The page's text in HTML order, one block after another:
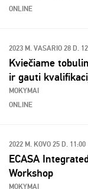
ONLINE
2023 M. VASARIO 28 D.
Kviečiame
ir gauti
MOKYMAI
ONLINE
2022 M. KOVO 25 D. 11:00
ECASA
Workshop
MOKYMAI